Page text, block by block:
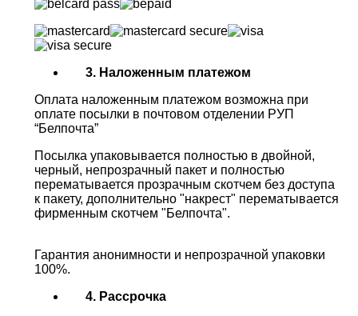
3. Наложенным платежом
Оплата наложенным платежом возможна при
оплате посылки в почтовом отделении РУП
“Белпочта”
Посылка упаковывается полностью в двойной,
черный, непрозрачный пакет и полностью
перематывается прозрачным скотчем без доступа
к пакету, дополнительно "накрест" перематывается
фирменным скотчем "Белпочта".
Гарантия анонимности и непрозрачной упаковки
100%.
4. Рассрочка